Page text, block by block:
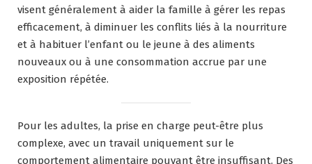
visent généralement à aider la famille à gérer les repas
efficacement, à diminuer les conflits liés à la nourriture
et à habituer l’enfant ou le jeune à des aliments
nouveaux ou à une consommation accrue par une
exposition répétée.
Pour les adultes, la prise en charge peut-être plus
complexe, avec un travail uniquement sur le
comportement alimentaire pouvant être insuffisant. Des